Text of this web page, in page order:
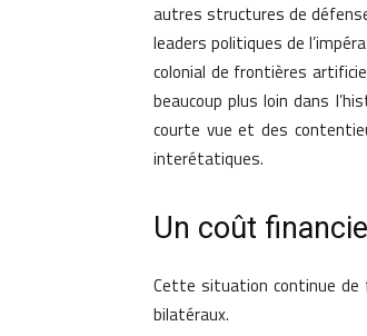
autres structures de
leaders politiques de
colonial de frontières
beaucoup plus loin dans
courte vue et des
interétatiques.
Un coût
Cette situation continue de
bilatéraux.